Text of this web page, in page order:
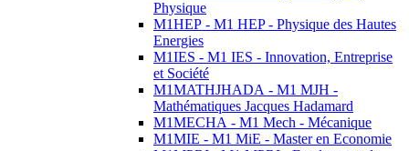
Physique
M1HEP - M1 HEP - Physique des Hautes
Energies
M1IES - M1 IES - Innovation, Entreprise
et Société
M1MATHJHADA - M1 MJH -
Mathématiques Jacques Hadamard
M1MECHA - M1 Mech - Mécanique
M1MIE - M1 MiE - Master en Economie